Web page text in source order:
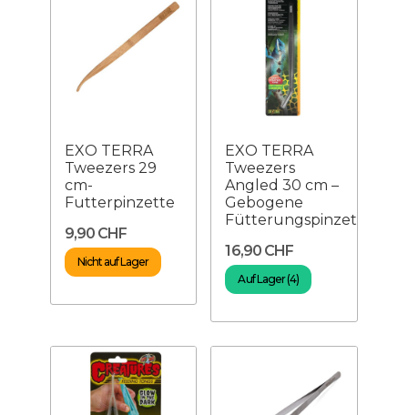
EXO TERRA
Tweezers 29
cm-
Futterpinzette
9,90 CHF
Nicht auf Lager
EXO TERRA
Tweezers
Angled 30 cm –
Gebogene
Fütterungspinzett...
16,90 CHF
Auf Lager (4)